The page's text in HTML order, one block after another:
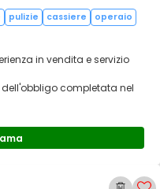
pulizie cassiere
operaio
in vendita e servizio
completata nel